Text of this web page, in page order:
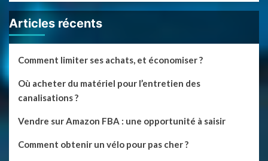
Articles récents
Comment limiter ses achats, et économiser ?
Où acheter du matériel pour l’entretien des
canalisations ?
Vendre sur Amazon FBA : une opportunité à saisir
Comment obtenir un vélo pour pas cher ?